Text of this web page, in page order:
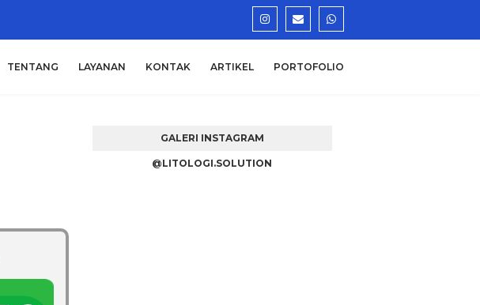
TENTANG LAYANAN KONTAK ARTIKEL PORTOFOLIO
GALERI INSTAGRAM
@LITOLOGI.SOLUTION